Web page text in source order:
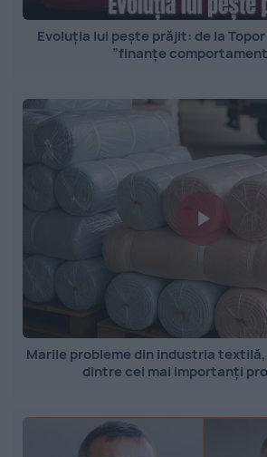
Evoluția lui pește prăjit: de la
”finanțe
Marile probleme din industria
dintre cei mai importanți